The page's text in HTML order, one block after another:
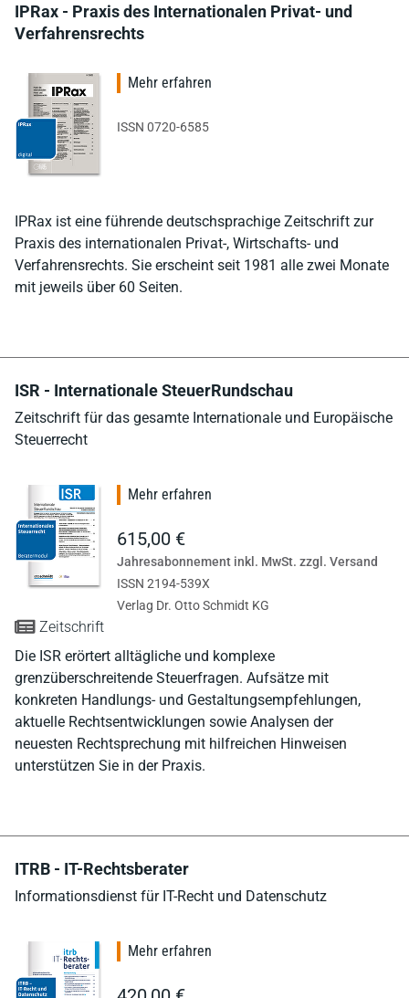
IPRax - Praxis des Internationalen Privat- und
Verfahrensrechts
IPRax ist eine führende deutschsprachige Zeitschrift zur
Praxis des internationalen Privat-, Wirtschafts- und
Verfahrensrechts. Sie erscheint seit 1981 alle zwei Monate
mit jeweils über 60 Seiten.
Mehr erfahren
ISSN 0720-6585
ISR - Internationale SteuerRundschau
Zeitschrift für das gesamte Internationale und Europäische
Steuerrecht
Zeitschrift
Die ISR erörtert alltägliche und komplexe
grenzüberschreitende Steuerfragen. Aufsätze mit
konkreten Handlungs- und Gestaltungsempfehlungen,
aktuelle Rechtsentwicklungen sowie Analysen der
neuesten Rechtsprechung mit hilfreichen Hinweisen
unterstützen Sie in der Praxis.
Mehr erfahren
615,00 €
Jahresabonnement inkl. MwSt. zzgl. Versand
ISSN 2194-539X
Verlag Dr. Otto Schmidt KG
ITRB - IT-Rechtsberater
Informationsdienst für IT-Recht und Datenschutz
Mehr erfahren